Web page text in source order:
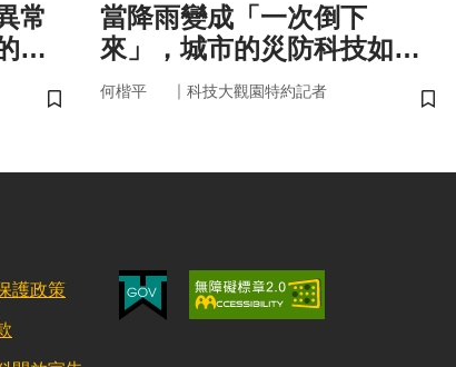
常
未
儲存書籤
當降雨變成「一次倒下
來」，城市的災防科技如何
即時應變？
何楷平 ｜ 科技大觀園特約記者
儲
護政策